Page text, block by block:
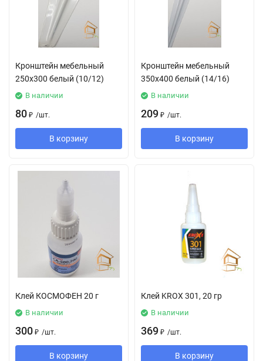
Кронштейн мебельный
250х300 белый (10/12)
В наличии
80 ₽ /шт.
В корзину
Кронштейн мебельный
350х400 белый (14/16)
В наличии
209 ₽ /шт.
В корзину
Клей КОСМОФЕН 20 г
В наличии
300 ₽ /шт.
В корзину
Клей KROX 301, 20 гр
В наличии
369 ₽ /шт.
В корзину